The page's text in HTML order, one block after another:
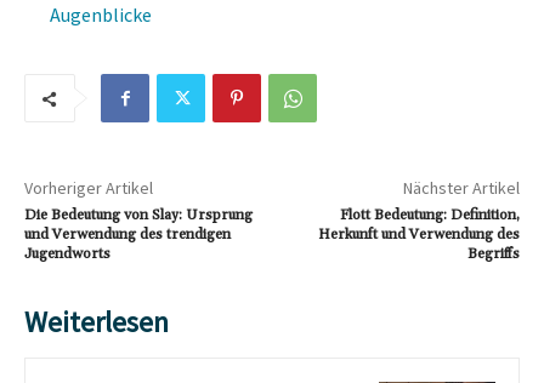
Augenblicke
Vorheriger Artikel
Die Bedeutung von Slay: Ursprung
und Verwendung des trendigen
Jugendworts
Nächster Artikel
Flott Bedeutung: Definition,
Herkunft und Verwendung des
Begriffs
Weiterlesen